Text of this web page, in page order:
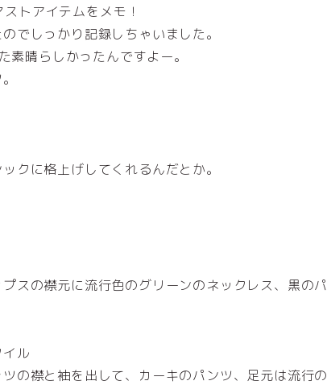
トアイテムをメモ！
でしっかり記録しちゃいました。
晴らしかったんですよー。
クに格上げしてくれるんだとか。
スの襟元に流行色のグリーンのネックレス、黒のパ
ル
の襟と袖を出して、カーキのパンツ、足元は流行の